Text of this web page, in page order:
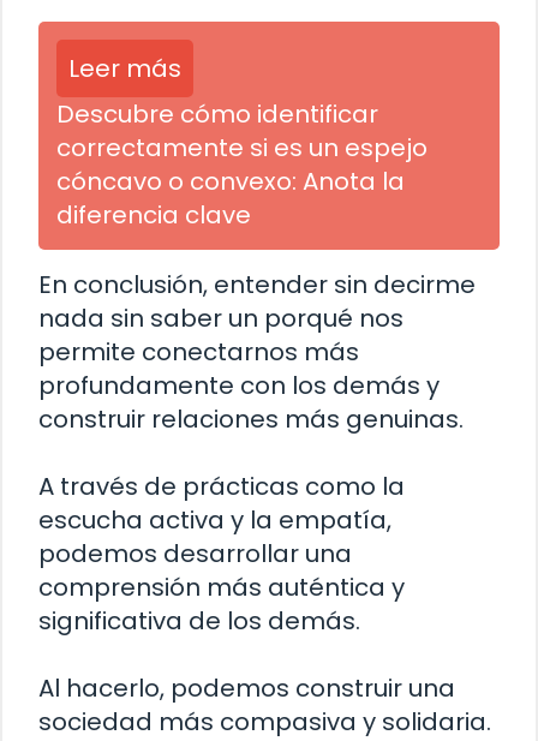
Leer más
Descubre cómo identificar
correctamente si es un espejo
cóncavo o convexo: Anota la
diferencia clave
En conclusión, entender sin decirme
nada sin saber un porqué nos
permite conectarnos más
profundamente con los demás y
construir relaciones más genuinas.
A través de prácticas como la
escucha activa y la empatía,
podemos desarrollar una
comprensión más auténtica y
significativa de los demás.
Al hacerlo, podemos construir una
sociedad más compasiva y solidaria.